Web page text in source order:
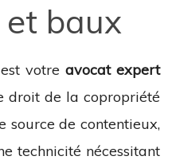
baux
votreavocat expert
droit de la copropriété
source de contentieux,
technicité nécessitant